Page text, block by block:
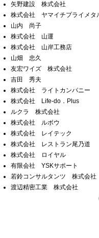
矢野建設 株式会社
株式会社 ヤマイチプライメタ
山内 尚子
株式会社 山運
株式会社 山岸工務店
山畑 忠久
友宏ワイズ 株式会社
吉田 秀夫
株式会社 ライトカンパニー
株式会社 Life-do．Plus
ルクラ 株式会社
株式会社 ルボウ
株式会社 レイテック
株式会社 レストラン尾乃道
株式会社 ロイヤル
有限会社 YSKサポート
若鈴コンサルタンツ 株式会社
渡辺精密工業 株式会社